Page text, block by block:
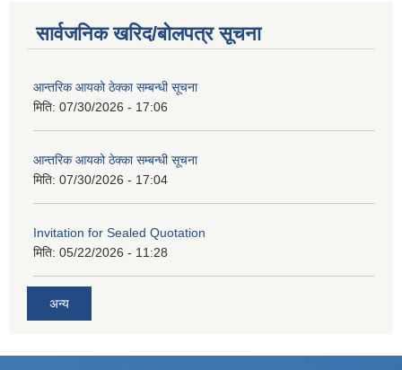
सार्वजनिक खरिद/बोलपत्र सूचना
आन्तरिक आयको ठेक्का सम्बन्धी सूचना
मिति: 07/30/2026 - 17:06
आन्तरिक आयको ठेक्का सम्बन्धी सूचना
मिति: 07/30/2026 - 17:04
Invitation for Sealed Quotation
मिति: 05/22/2026 - 11:28
अन्य